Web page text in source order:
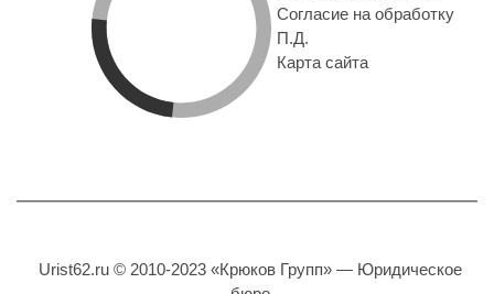
Согласие на обработку
П.Д.
Карта сайта
Urist62.ru © 2010-2023 «Крюков Групп» — Юридическое